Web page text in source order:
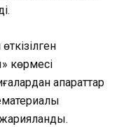
көрмесі
ақпараттар
жарияланды.